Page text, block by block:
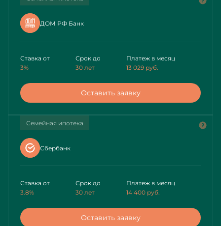
ДОМ РФ Банк
Ставка от
3%
Срок до
30 лет
Платеж в месяц
13 029 руб.
Оставить заявку
Семейная ипотека
Сбербанк
Ставка от
3.8%
Срок до
30 лет
Платеж в месяц
14 400 руб.
Оставить заявку